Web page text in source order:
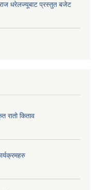
धरेलज्यूबाट प्रस्तुत बजेट
रातो किताव